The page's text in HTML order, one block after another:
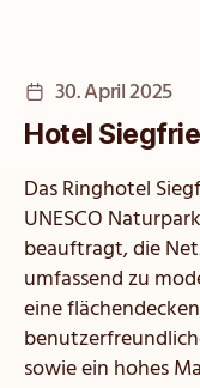
30. April 2025
Hotel
Das Ringhotel
UNESCO
beauftragt, die
umfassend zu
eine
sowie ein hohes